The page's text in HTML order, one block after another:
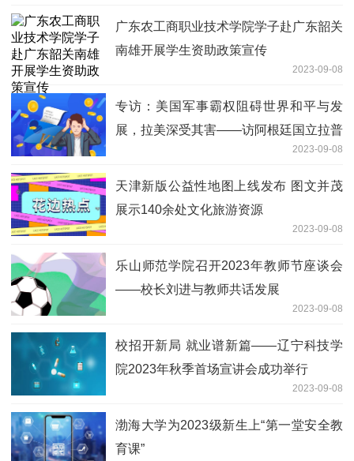
广东农工商职业技术学院学子赴广东韶关
南雄开展学生资助政策宣传
2023-09-08
专访：美国军事霸权阻碍世界和平与发
展，拉美深受其害——访阿根廷国立拉普
2023-09-08
天津新版公益性地图上线发布 图文并茂
展示140余处文化旅游资源
2023-09-08
乐山师范学院召开2023年教师节座谈会
——校长刘进与教师共话发展
2023-09-08
校招开新局 就业谱新篇——辽宁科技学
院2023年秋季首场宣讲会成功举行
2023-09-08
渤海大学为2023级新生上“第一堂安全教
育课”